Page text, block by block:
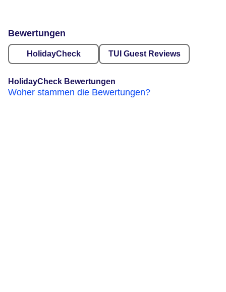
Bewertungen
HolidayCheck TUI Guest Reviews
HolidayCheck Bewertungen
Woher stammen die Bewertungen?